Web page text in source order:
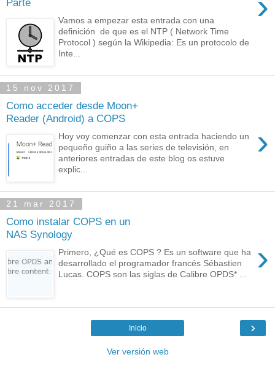
Parte
Vamos a empezar esta entrada con una
definición de que es el NTP ( Network Time
Protocol ) según la Wikipedia: Es un protocolo de
Inte...
15 nov 2017
Como acceder desde Moon+
Reader (Android) a COPS
›
Hoy voy comenzar con esta entrada haciendo un
pequeño guiño a las series de televisión, en
anteriores entradas de este blog os estuve
explic...
21 mar 2017
Como instalar COPS en un
NAS Synology
›
Primero, ¿Qué es COPS ? Es un software que ha
desarrollado el programador francés Sébastien
Lucas. COPS son las siglas de Calibre OPDS* ...
›
Inicio
Ver versión web